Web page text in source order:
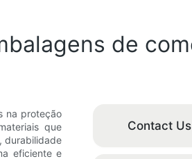
de
na proteção
que
durabilidade
eficiente e
Contact